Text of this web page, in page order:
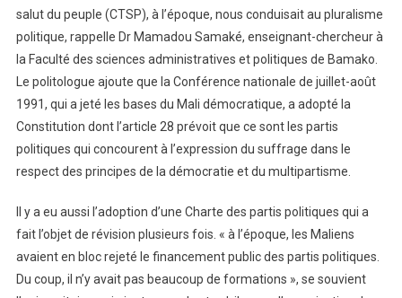
salut du peuple (CTSP), à l’époque, nous conduisait au pluralisme
politique, rappelle Dr Mamadou Samaké, enseignant-chercheur à
la Faculté des sciences administratives et politiques de Bamako.
Le politologue ajoute que la Conférence nationale de juillet-août
1991, qui a jeté les bases du Mali démocratique, a adopté la
Constitution dont l’article 28 prévoit que ce sont les partis
politiques qui concourent à l’expression du suffrage dans le
respect des principes de la démocratie et du multipartisme.
Il y a eu aussi l’adoption d’une Charte des partis politiques qui a
fait l’objet de révision plusieurs fois. « à l’époque, les Maliens
avaient en bloc rejeté le financement public des partis politiques.
Du coup, il n’y avait pas beaucoup de formations », se souvient